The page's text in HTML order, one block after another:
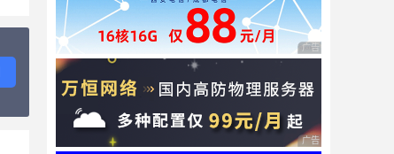
广告 商业广告，理性
广告 商业广告，理性